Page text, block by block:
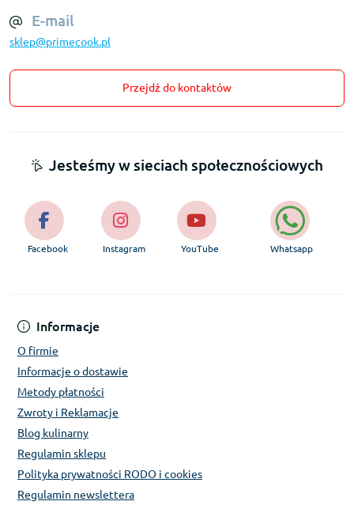
E-mail
sklep@primecook.pl
Przejdź do kontaktów
Informacje
O firmie
Informacje o dostawie
Metody płatności
Zwroty i Reklamacje
Blog kulinarny
Regulamin sklepu
Polityka prywatności RODO i cookies
Regulamin newslettera
Jesteśmy w sieciach społecznościowych
Facebook Instagram YouTube Whatsapp